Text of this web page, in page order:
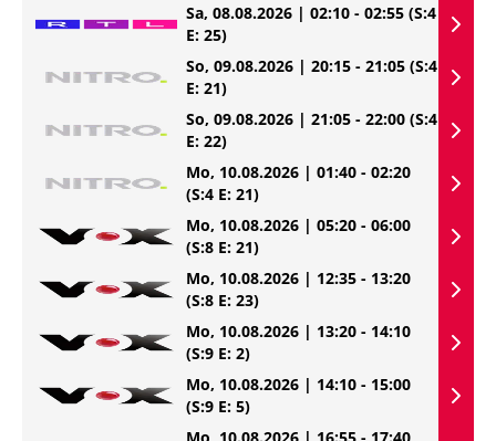
Sa, 08.08.2026 | 02:10 - 02:55 (S:4
E: 25)
So, 09.08.2026 | 20:15 - 21:05 (S:4
E: 21)
So, 09.08.2026 | 21:05 - 22:00 (S:4
E: 22)
Mo, 10.08.2026 | 01:40 - 02:20
(S:4 E: 21)
Mo, 10.08.2026 | 05:20 - 06:00
(S:8 E: 21)
Mo, 10.08.2026 | 12:35 - 13:20
(S:8 E: 23)
Mo, 10.08.2026 | 13:20 - 14:10
(S:9 E: 2)
Mo, 10.08.2026 | 14:10 - 15:00
(S:9 E: 5)